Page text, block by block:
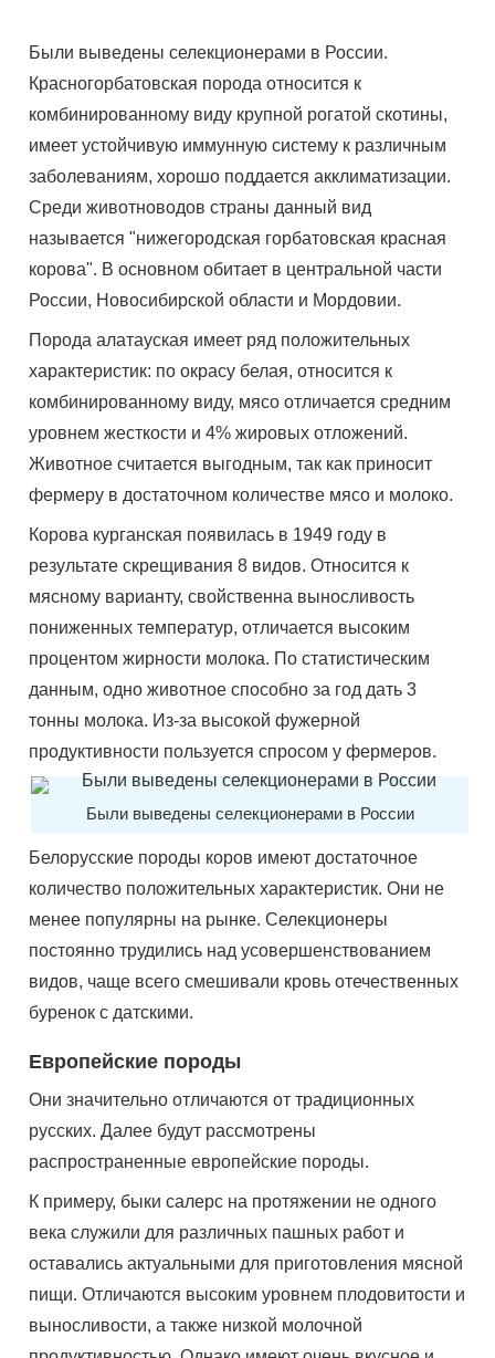
Были выведены селекционерами в России.
Красногорбатовская порода относится к
комбинированному виду крупной рогатой скотины,
имеет устойчивую иммунную систему к различным
заболеваниям, хорошо поддается акклиматизации.
Среди животноводов страны данный вид
называется "нижегородская горбатовская красная
корова". В основном обитает в центральной части
России, Новосибирской области и Мордовии.
Порода алатауская имеет ряд положительных
характеристик: по окрасу белая, относится к
комбинированному виду, мясо отличается средним
уровнем жесткости и 4% жировых отложений.
Животное считается выгодным, так как приносит
фермеру в достаточном количестве мясо и молоко.
Корова курганская появилась в 1949 году в
результате скрещивания 8 видов. Относится к
мясному варианту, свойственна выносливость
пониженных температур, отличается высоким
процентом жирности молока. По статистическим
данным, одно животное способно за год дать 3
тонны молока. Из-за высокой фужерной
продуктивности пользуется спросом у фермеров.
Были выведены селекционерами в России
Белорусские породы коров имеют достаточное
количество положительных характеристик. Они не
менее популярны на рынке. Селекционеры
постоянно трудились над усовершенствованием
видов, чаще всего смешивали кровь отечественных
буренок с датскими.
Европейские породы
Они значительно отличаются от традиционных
русских. Далее будут рассмотрены
распространенные европейские породы.
К примеру, быки салерс на протяжении не одного
века служили для различных пашных работ и
оставались актуальными для приготовления мясной
пищи. Отличаются высоким уровнем плодовитости и
выносливости, а также низкой молочной